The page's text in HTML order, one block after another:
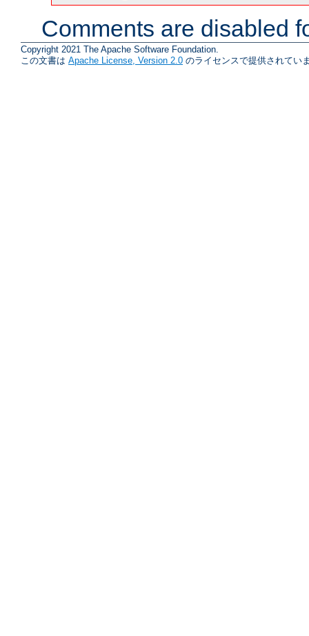
Comments are disabled
Copyright 2021 The Apache Software Foundation.
この文書は Apache License, Version 2.0 のライセンスで提供されてい